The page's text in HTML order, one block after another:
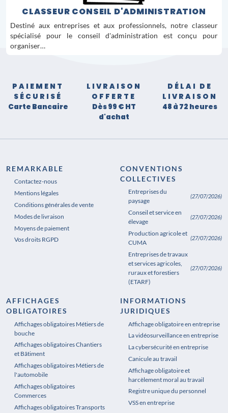
CLASSEUR CONSEIL D'ADMINISTRATION
Destiné aux entreprises et aux professionnels, notre classeur
spécialisé pour le conseil d'administration est conçu pour
organiser…
PAIEMENT
SÉCURISÉ
Carte Bancaire
LIVRAISON
OFFERTE
Dès 99 € HT
d'achat
DÉLAI DE
LIVRAISON
48 à 72 heures
REMARKABLE
Contactez-nous
Mentions légales
Conditions générales de vente
Modes de livraison
Moyens de paiement
Vos droits RGPD
CONVENTIONS
COLLECTIVES
Entreprises du
paysage
(27/07/2026)
Conseil et service en
élevage
(27/07/2026)
Production agricole et
CUMA
(27/07/2026)
Entreprises de travaux
et services agricoles,
ruraux et forestiers
(ETARF)
(27/07/2026)
AFFICHAGES
OBLIGATOIRES
Affichages obligatoires Métiers de
bouche
Affichages obligatoires Chantiers
et Bâtiment
Affichages obligatoires Métiers de
l'automobile
Affichages obligatoires
Commerces
Affichages obligatoires Transports
Affichages obligatoires Pharmacie
INFORMATIONS
JURIDIQUES
Affichage obligatoire en entreprise
La vidéosurveillance en entreprise
La cybersécurité en entreprise
Canicule au travail
Affichage obligatoire et
harcèlement moral au travail
Registre unique du personnel
VSS en entreprise